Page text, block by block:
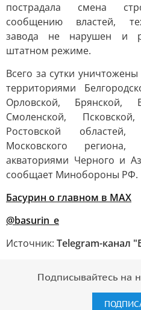
пострадала смена
сообщению властей,
завода не нарушен и
штатном режиме.
Всего за сутки
территориями
Орловской, Брянской,
Смоленской,
Ростовской областей,
Московского
акваториями Черного и
сообщает Минобороны РФ.
Басурин о главном в МАX
@basurin_e
Источник: Telegram-канал
Подписывайтесь на